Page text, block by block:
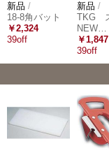
新品 /
18-8角バット
￥2,324
39off
新品 /
TKG
NEW…
￥1,847
39off